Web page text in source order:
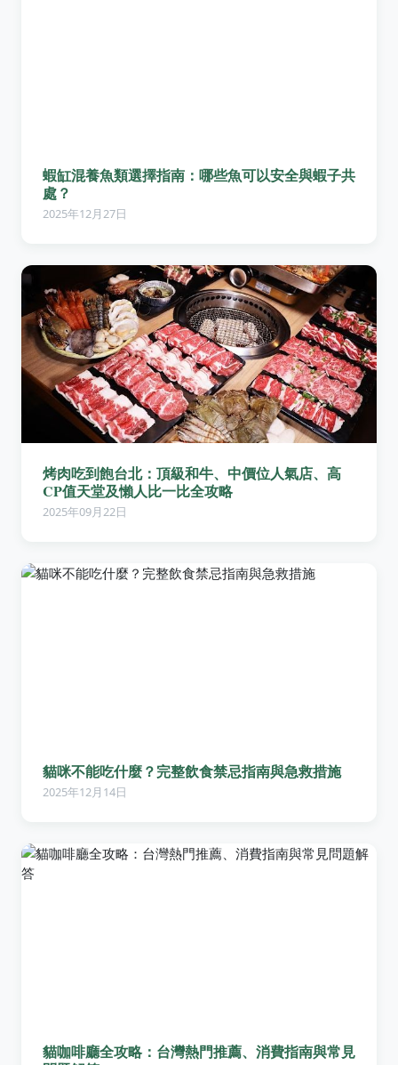
蝦缸混養魚類選擇指南：哪些魚可以安全與蝦子共
處？
2025年12月27日
烤肉吃到飽台北：頂級和牛、中價位人氣店、高
CP值天堂及懶人比一比全攻略
2025年09月22日
貓咪不能吃什麼？完整飲食禁忌指南與急救措施
2025年12月14日
貓咖啡廳全攻略：台灣熱門推薦、消費指南與常見